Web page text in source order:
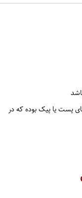
پست یا پیک بوده که در